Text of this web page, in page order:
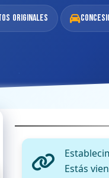
Originales
Estás